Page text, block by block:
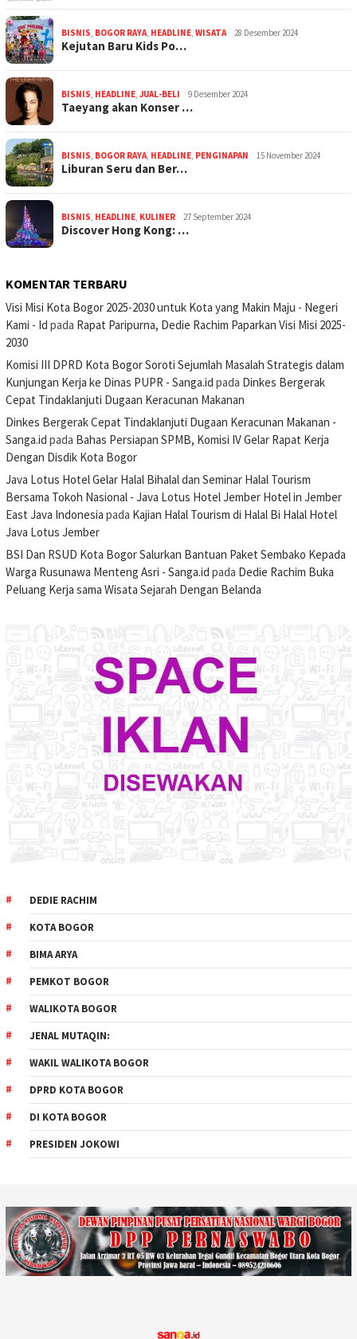
BISNIS, BOGOR RAYA, HEADLINE, WISATA 28 Desember 2024
Kejutan Baru Kids Po…
BISNIS, HEADLINE, JUAL-BELI 9 Desember 2024
Taeyang akan Konser …
BISNIS, BOGOR RAYA, HEADLINE, PENGINAPAN 15 November 2024
Liburan Seru dan Ber…
BISNIS, HEADLINE, KULINER 27 September 2024
Discover Hong Kong: …
KOMENTAR TERBARU
Visi Misi Kota Bogor 2025-2030 untuk Kota yang Makin Maju - Negeri
Kami - Id pada Rapat Paripurna, Dedie Rachim Paparkan Visi Misi 2025-
2030
Komisi III DPRD Kota Bogor Soroti Sejumlah Masalah Strategis dalam
Kunjungan Kerja ke Dinas PUPR - Sanga.id pada Dinkes Bergerak
Cepat Tindaklanjuti Dugaan Keracunan Makanan
Dinkes Bergerak Cepat Tindaklanjuti Dugaan Keracunan Makanan -
Sanga.id pada Bahas Persiapan SPMB, Komisi IV Gelar Rapat Kerja
Dengan Disdik Kota Bogor
Java Lotus Hotel Gelar Halal Bihalal dan Seminar Halal Tourism
Bersama Tokoh Nasional - Java Lotus Hotel Jember Hotel in Jember
East Java Indonesia pada Kajian Halal Tourism di Halal Bi Halal Hotel
Java Lotus Jember
BSI Dan RSUD Kota Bogor Salurkan Bantuan Paket Sembako Kepada
Warga Rusunawa Menteng Asri - Sanga.id pada Dedie Rachim Buka
Peluang Kerja sama Wisata Sejarah Dengan Belanda
DEDIE RACHIM
KOTA BOGOR
BIMA ARYA
PEMKOT BOGOR
WALIKOTA BOGOR
JENAL MUTAQIN:
WAKIL WALIKOTA BOGOR
DPRD KOTA BOGOR
DI KOTA BOGOR
PRESIDEN JOKOWI